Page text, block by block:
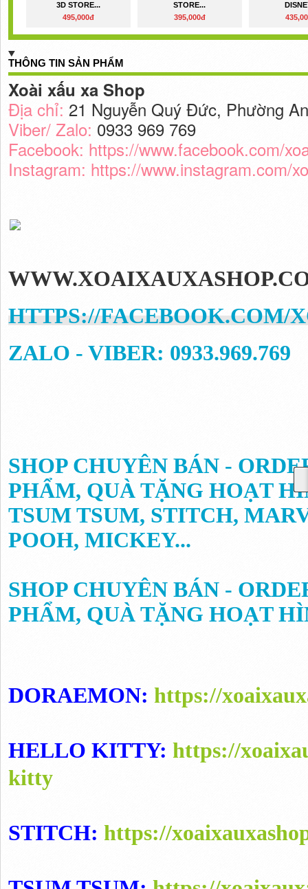
3D STORE...
495,000đ
STORE...
395,000đ
THÔNG TIN SẢN PHẨM
Xoài xấu xa Shop
Địa chỉ: 21 Nguyễn Quý Đức, Phường
Viber/ Zalo: 0933 969 769
Facebook: https://www.facebook.com/
Instagram: https://www.instagram.com/
HTTPS://FACEBOOK.COM/
ZALO - VIBER: 0933.969.769
SHOP CHUYÊN BÁN -
PHẨM, QUÀ TẶNG HOẠT
TSUM TSUM, STITCH,
POOH, MICKEY...
SHOP CHUYÊN BÁN -
PHẨM, QUÀ TẶNG HOẠT
DORAEMON: https://
HELLO KITTY: https://
kitty
STITCH: https://